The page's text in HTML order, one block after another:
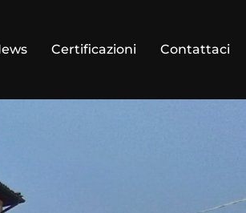
Certificazioni Contattaci